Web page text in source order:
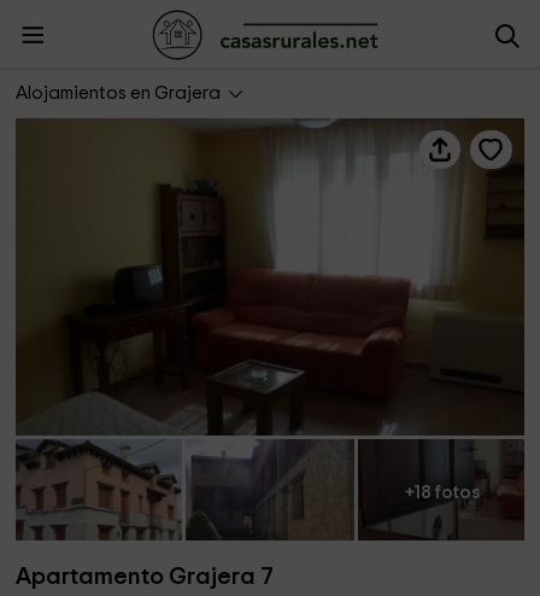
Alojamientos en Grajera
Apartamento Grajera 7
+18 fotos
Apartamento Grajera 7